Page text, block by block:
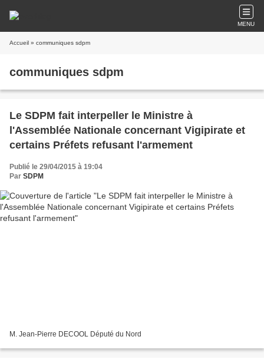
MENU
Accueil » communiques sdpm
communiques sdpm
Le SDPM fait interpeller le Ministre à
l'Assemblée Nationale concernant Vigipirate et
certains Préfets refusant l'armement
Publié le 29/04/2015 à 19:04
Par SDPM
M. Jean-Pierre DECOOL Député du Nord